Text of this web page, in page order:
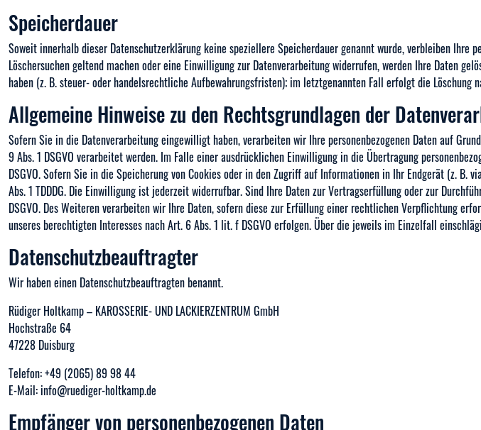
Speicherdauer
Soweit innerhalb dieser Datenschutzerklärung keine speziellere Speicherdauer genannt wurde, verbleiben
Löschersuchen geltend machen oder eine Einwilligung zur Datenverarbeitung widerrufen, werden Ihre Daten
haben (z. B. steuer- oder handelsrechtliche Aufbewahrungsfristen); im letztgenannten Fall erfolgt die Löschung
Allgemeine Hinweise zu den Rechtsgrundlagen der
Sofern Sie in die Datenverarbeitung eingewilligt haben, verarbeiten wir Ihre personenbezogenen Daten auf
9 Abs. 1 DSGVO verarbeitet werden. Im Falle einer ausdrücklichen Einwilligung in die Übertragung
DSGVO. Sofern Sie in die Speicherung von Cookies oder in den Zugriff auf Informationen in Ihr Endgerät (z.
Abs. 1 TDDDG. Die Einwilligung ist jederzeit widerrufbar. Sind Ihre Daten zur Vertragserfüllung oder zur
DSGVO. Des Weiteren verarbeiten wir Ihre Daten, sofern diese zur Erfüllung einer rechtlichen Verpflichtung
unseres berechtigten Interesses nach Art. 6 Abs. 1 lit. f DSGVO erfolgen. Über die jeweils im Einzelfall
Datenschutz­beauftragter
Wir haben einen Datenschutzbeauftragten benannt.
Rüdiger Holtkamp – KAROSSERIE- UND LACKIERZENTRUM GmbH
Hochstraße 64
47228 Duisburg
Telefon: +49 (2065) 89 98 44
E-Mail: info@ruediger-holtkamp.de
Empfänger von personenbezogenen Daten